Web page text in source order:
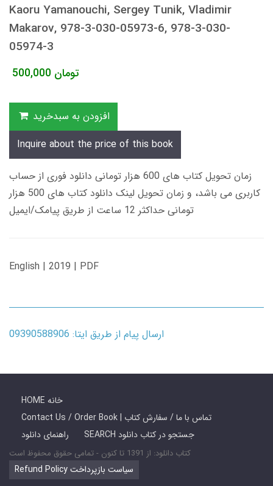
Kaoru Yamanouchi, Sergey Tunik, Vladimir
Makarov, 978-3-030-05973-6, 978-3-030-
05974-3
500,000 تومان
افزودن به سبدخرید
Inquire about the price of this book
زمان تحویل کتاب های 600 هزار تومانی دانلود فوری از حساب
کاربری می باشد، و زمان تحویل لینک دانلود کتاب های 500 هزار
تومانی حداکثر 12 ساعت از طریق پیامک/ایمیل
English | 2019 | PDF
ارسال پیام از طریق ایتا: 09390588906
HOME خانه
Contact Us / Order Book | تماس با ما / سفارش کتاب
راهنمای دانلود
SEARCH جستجو در کتاب دانلود
کتاب دانلود: از 1391 تا کنون - تمامی حقوق محفوظ است
Refund Policy سیاست بازپرداخت